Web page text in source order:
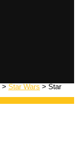
> Star Wars > Star